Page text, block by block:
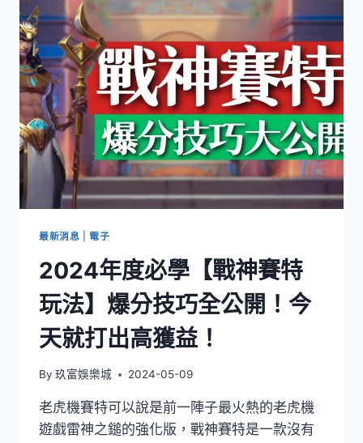
最新消息 電子
2024年度必學【戰神賽特
玩法】爆分技巧全公開！今
天就打出高獲益！
By 玖富娛樂城 2024-05-09
老虎機賽特可以說是前一陣子最火熱的老虎機
遊戲雷神之鎚的強化版，戰神賽特是一款沒有